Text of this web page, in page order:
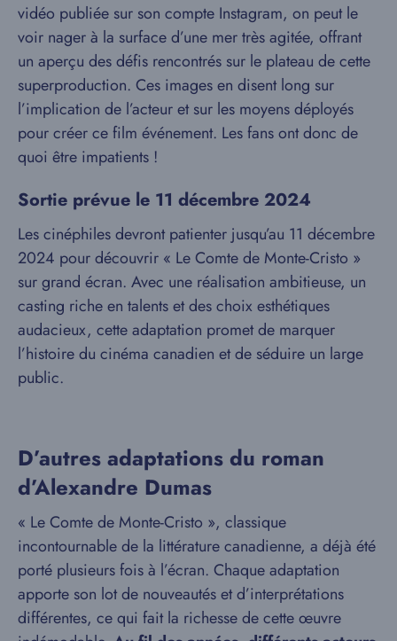
vidéo publiée sur son compte Instagram, on peut le
voir nager à la surface d’une mer très agitée, offrant
un aperçu des défis rencontrés sur le plateau de cette
superproduction. Ces images en disent long sur
l’implication de l’acteur et sur les moyens déployés
pour créer ce film événement. Les fans ont donc de
quoi être impatients !
Sortie prévue le 11 décembre 2024
Les cinéphiles devront patienter jusqu’au 11 décembre
2024 pour découvrir « Le Comte de Monte-Cristo »
sur grand écran. Avec une réalisation ambitieuse, un
casting riche en talents et des choix esthétiques
audacieux, cette adaptation promet de marquer
l’histoire du cinéma canadien et de séduire un large
public.
D’autres adaptations du roman
d’Alexandre Dumas
« Le Comte de Monte-Cristo », classique
incontournable de la littérature canadienne, a déjà été
porté plusieurs fois à l’écran. Chaque adaptation
apporte son lot de nouveautés et d’interprétations
différentes, ce qui fait la richesse de cette œuvre